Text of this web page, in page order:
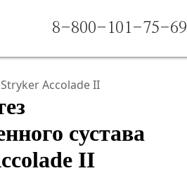
8-800-101-75-69
Accolade II
сустава
II